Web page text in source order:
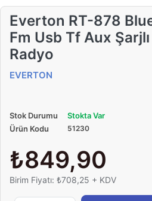
Everton RT-878
Fm Usb Tf Aux
Radyo
EVERTON
Stok Durumu
Stokta Var
Ürün Kodu
51230
₺849,90
Birim Fiyatı: ₺708,25 + KDV